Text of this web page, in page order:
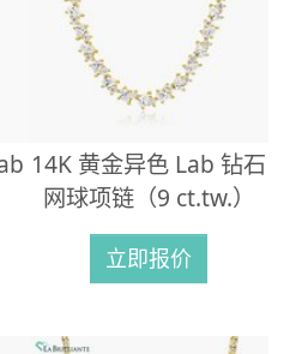
14K 黄金异色 Lab 钻石
网球项链（9 ct.tw.）
立即报价